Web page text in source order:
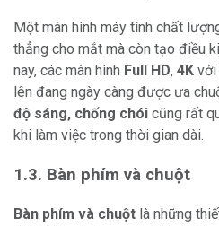
Một màn hình máy tính chất
thẳng cho mắt mà còn tạo điều
nay, các màn hình Full HD, 4K với
lên đang ngày càng được ưa
độ sáng, chống chói cũng rất
khi làm việc trong thời gian dài.
1.3. Bàn phím và chuột
Bàn phím và chuột là những